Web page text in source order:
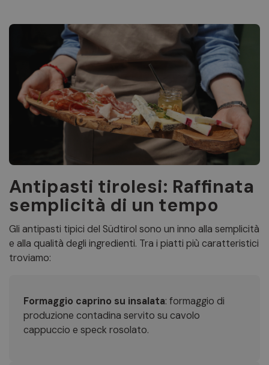
Antipasti tirolesi: Raffinata
semplicità di un tempo
Gli antipasti tipici del Südtirol sono un inno alla semplicità
e alla qualità degli ingredienti. Tra i piatti più caratteristici
troviamo:
Formaggio caprino su insalata: formaggio di
produzione contadina servito su cavolo
cappuccio e speck rosolato.